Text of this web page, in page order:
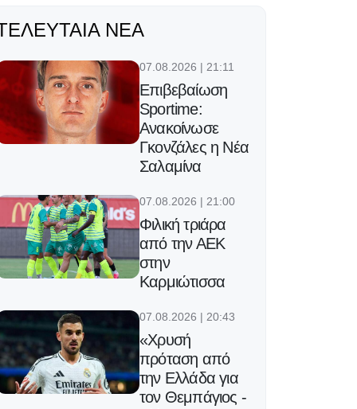
ΝΈΑ
07.08.2026 | 21:11
Επιβεβαίωση
Sportime:
Ανακοίνωσε
Γκονζάλες η Νέα
Σαλαμίνα
07.08.2026 | 21:00
Φιλική τριάρα
από την ΑΕΚ
στην
Καρμιώτισσα
07.08.2026 | 20:43
«Χρυσή
πρόταση από
την Ελλάδα για
τον Θεμπάγιος -